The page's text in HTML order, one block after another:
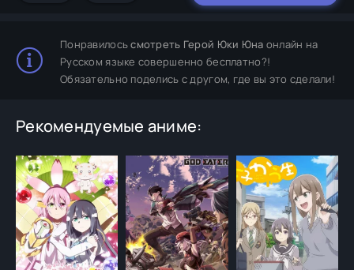
Понравилосьсмотреть Герой Юки Юна онлайн на
Русском языке совершенно бесплатно?!
Обязательно поделись с другом, где вы это сделали!
Рекомендуемые аниме: